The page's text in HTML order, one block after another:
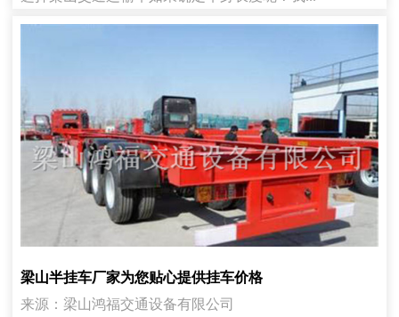
梁山半挂车厂家为您贴心提供挂车价格
来源：梁山鸿福交通设备有限公司